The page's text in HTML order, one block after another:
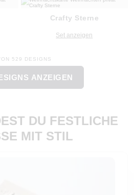
Crafty Sterne
Set anzeigen
529 DESIGNS
ANZEIGEN
DU FESTLICHE
MIT STIL